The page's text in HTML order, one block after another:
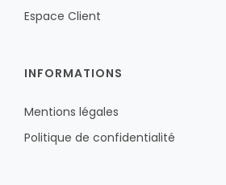
Espace Client
INFORMATIONS
Mentions légales
Politique de confidentialité